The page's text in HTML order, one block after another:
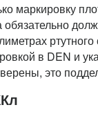
маркировку
обязательно
в DEN и
это